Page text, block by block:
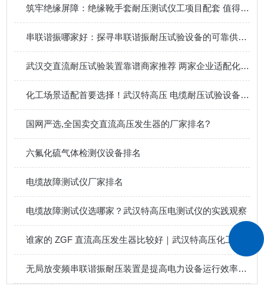
筑牢绝缘屏障：绝缘靴手套耐压测试仪工项目配套 值得选择！
串联谐振哪家好：探寻串联谐振耐压试验设备的可靠供应方
武汉交直流耐压试验装置靠谱商家推荐 两家企业适配化工场景口碑出众
化工场景适配首要选择！武汉特高压 电缆耐压试验设备 进口级品质赢千企信赖
国网严选,全国卖交直流高压发生器的厂家排名?
六氟化硫气体检测仪设备排名
电缆故障测试仪厂家排名
电缆故障测试仪选哪家？武汉特高压电测试仪的实践观察
无局放变频串联谐振耐压装置是提高电力设备运行效率的关键